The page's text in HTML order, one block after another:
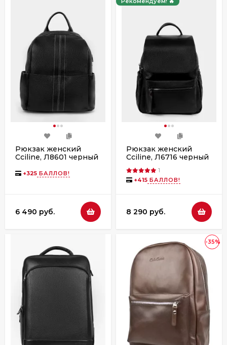
Рюкзак женский
Cciline, Л8601 черный
+325 БАЛЛОВ!
6 490 руб.
Рюкзак женский
Cciline, Л6716 черный
1
+415 БАЛЛОВ!
8 290 руб.
-35%